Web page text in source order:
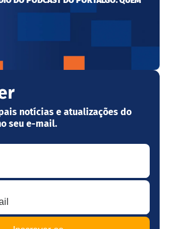
notícias e atualizações do
seu e-mail.